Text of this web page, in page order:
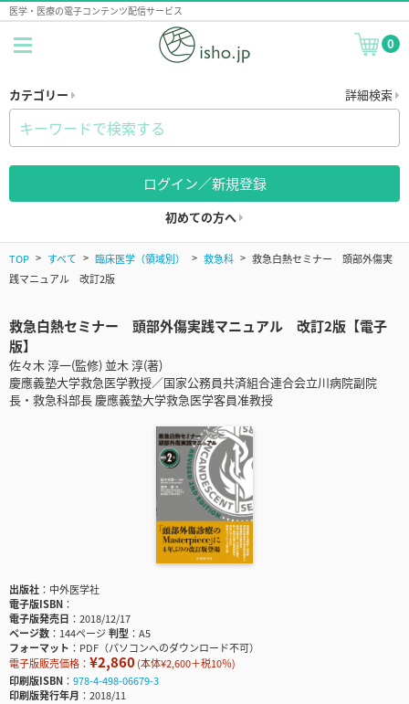
医学・医療の電子コンテンツ配信サービス
0
カテゴリー 詳細検索
ログイン／新規登録
初めての方へ
TOP すべて 臨床医学（領域別） 救急科
救急白熱セミナー 頭部外傷実
践マニュアル 改訂2版
救急白熱セミナー 頭部外傷実践マニュアル 改訂2版【電子
版】
佐々木 淳一(監修) 並木 淳(著)
慶應義塾大学救急医学教授／国家公務員共済組合連合会立川病院副院
長・救急科部長 慶應義塾大学救急医学客員准教授
出版社
中外医学社
電子版ISBN
電子版発売日
2018/12/17
ページ数
144ページ判型
A5
フォーマット
PDF（パソコンへのダウンロード不可）
電子版販売価格： ¥2,860(本体¥2,600＋税10％)
印刷版ISBN
978-4-498-06679-3
印刷版発行年月
2018/11